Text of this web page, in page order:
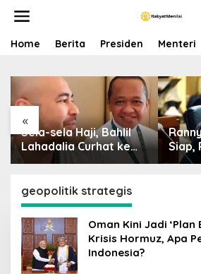
Home Berita Presiden Menteri
«
Sela-sela Haji, Bahlil
Lahadalia Curhat ke
Raffi Ahmad: Saya
Pencipta Lagu MBG,
Ajak Makan
Siap,
geopolitik strategis
Oman Kini Jadi ‘Plan
Krisis Hormuz, Apa
Indonesia?